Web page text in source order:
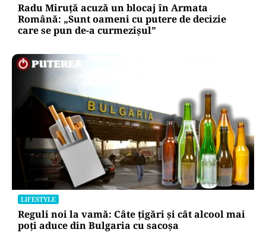
Radu Miruță acuză un blocaj în Armata
Română: „Sunt oameni cu putere de decizie
care se pun de-a curmezișul”
LIFESTYLE
Reguli noi la vamă: Câte țigări și cât alcool mai
poți aduce din Bulgaria cu sacoșa